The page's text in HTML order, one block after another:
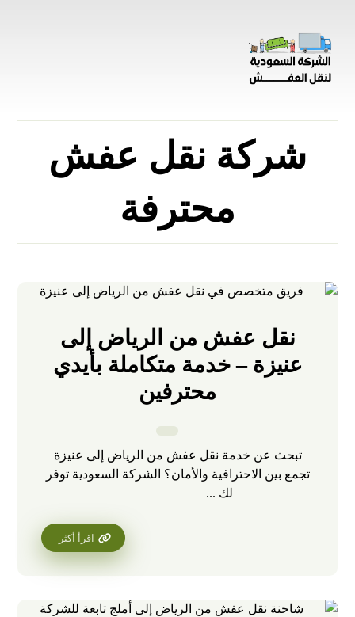
شركة نقل عفش
محترفة
نقل عفش من الرياض إلى
عنيزة – خدمة متكاملة بأيدي
محترفين
تبحث عن خدمة نقل عفش من الرياض إلى عنيزة
تجمع بين الاحترافية والأمان؟ الشركة السعودية توفر
لك ...
اقرأ أكثر